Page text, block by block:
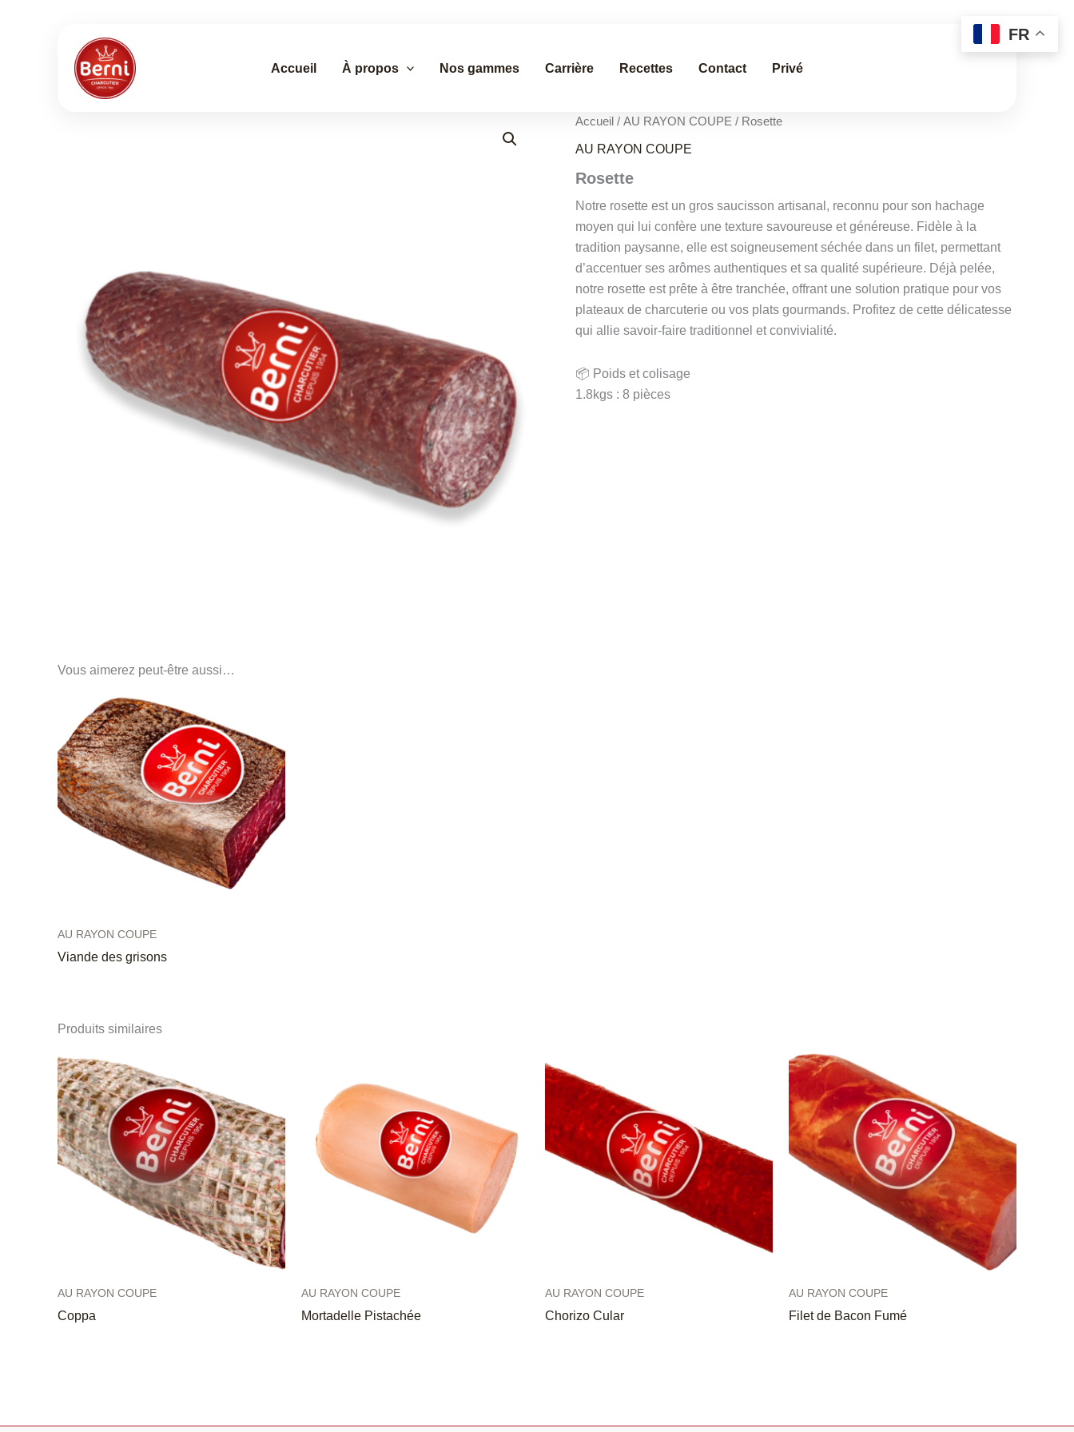
Accueil
À propos Nos gammes Carrière Recettes Contact Privé
Accueil / AU RAYON COUPE / Rosette
AU RAYON COUPE
Rosette
Notre rosette est un gros saucisson artisanal, reconnu pour son hachage
moyen qui lui confère une texture savoureuse et généreuse. Fidèle à la
tradition paysanne, elle est soigneusement séchée dans un filet, permettant
d’accentuer ses arômes authentiques et sa qualité supérieure. Déjà pelée,
notre rosette est prête à être tranchée, offrant une solution pratique pour vos
plateaux de charcuterie ou vos plats gourmands. Profitez de cette délicatesse
qui allie savoir-faire traditionnel et convivialité.
📦 Poids et colisage
1.8kgs : 8 pièces
Vous aimerez peut-être aussi…
AU RAYON COUPE
Viande des grisons
Produits similaires
AU RAYON COUPE
Coppa
AU RAYON COUPE
Mortadelle Pistachée
AU RAYON COUPE
Chorizo Cular
AU RAYON COUPE
Filet de Bacon Fumé
FR